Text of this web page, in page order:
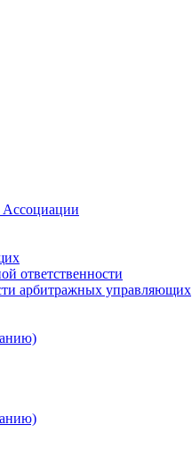
Ассоциации
ответственности
арбитражных управляющих